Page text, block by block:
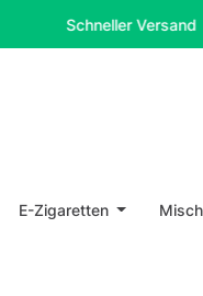
Schneller Versand
E-Zigaretten